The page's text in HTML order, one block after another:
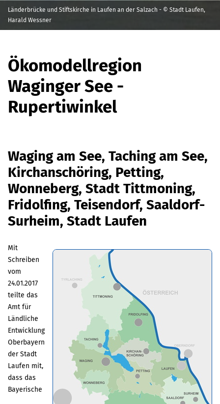
Länderbrücke und Stiftskirche in Laufen an der Salzach - © Stadt Laufen,
Harald Wessner
Ökomodellregion
Waginger See -
Rupertiwinkel
Waging am See, Taching am See,
Kirchanschöring, Petting,
Wonneberg, Stadt Tittmoning,
Fridolfing, Teisendorf, Saaldorf-
Surheim, Stadt Laufen
Mit
Schreiben
vom
24.01.2017
teilte das
Amt für
Ländliche
Entwicklung
Oberbayern
der Stadt
Laufen mit,
dass das
Bayerische